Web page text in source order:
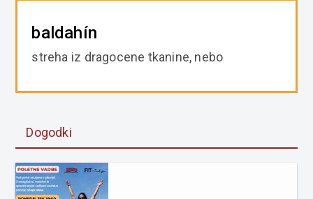
baldahín
streha iz dragocene tkanine, nebo
Dogodki